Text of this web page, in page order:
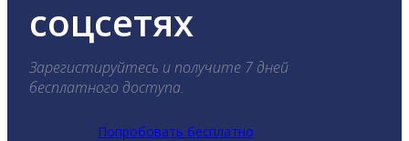
соцсетях
Зарегистируйтесь и получите 7 дней
бесплатного доступа.
Попробовать бесплатно